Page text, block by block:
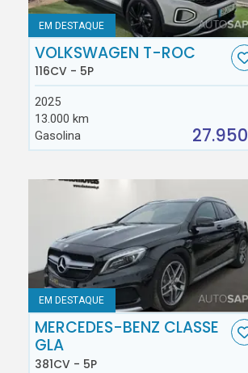
EM DESTAQUE
VOLKSWAGEN T-ROC
116CV - 5P
2025
13.000 km
Gasolina
27.950
EM DESTAQUE
MERCEDES-BENZ CLASSE
GLA
381CV - 5P